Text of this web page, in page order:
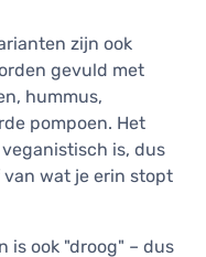
zijn ook
gevuld met
hummus,
pompoen. Het
is, dus
wat je erin stopt
is ook "droog" – dus